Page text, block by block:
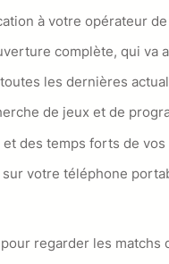
à votre opérateur
complète, qui va
les dernières
de jeux et de
des temps forts de
votre téléphone
regarder les matchs